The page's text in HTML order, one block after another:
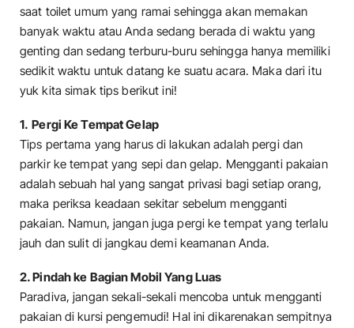
saat toilet umum yang ramai sehingga akan memakan
banyak waktu atau Anda sedang berada di waktu yang
genting dan sedang terburu-buru sehingga hanya memiliki
sedikit waktu untuk datang ke suatu acara. Maka dari itu
yuk kita simak tips berikut ini!
1. Pergi Ke Tempat Gelap
Tips pertama yang harus di lakukan adalah pergi dan
parkir ke tempat yang sepi dan gelap. Mengganti pakaian
adalah sebuah hal yang sangat privasi bagi setiap orang,
maka periksa keadaan sekitar sebelum mengganti
pakaian. Namun, jangan juga pergi ke tempat yang terlalu
jauh dan sulit di jangkau demi keamanan Anda.
2. Pindah ke Bagian Mobil Yang Luas
Paradiva, jangan sekali-sekali mencoba untuk mengganti
pakaian di kursi pengemudi! Hal ini dikarenakan sempitnya